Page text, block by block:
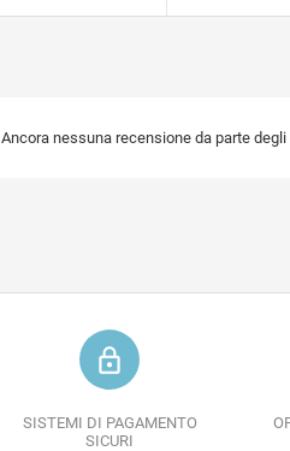
Ancora nessuna recensione da parte degli
lock_outline
SISTEMI DI PAGAMENTO
SICURI